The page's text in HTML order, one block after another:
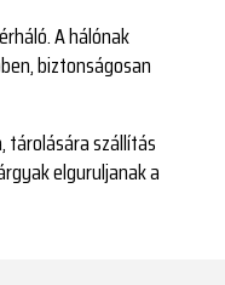
A hálónak
biztonságosan
tárolására szállítás
elguruljanak a